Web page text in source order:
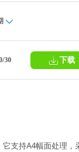
30 下载
支持A4幅面处理，